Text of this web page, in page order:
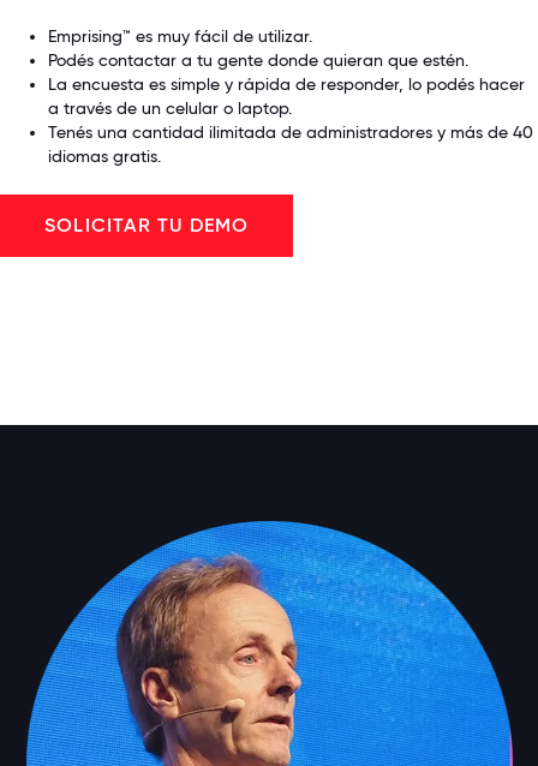
Emprising™ es muy fácil de utilizar.
Podés contactar a tu gente donde quieran que estén.
La encuesta es simple y rápida de responder, lo podés hacer
a través de un celular o laptop.
Tenés una cantidad ilimitada de administradores y más de 40
idiomas gratis.
SOLICITAR TU DEMO